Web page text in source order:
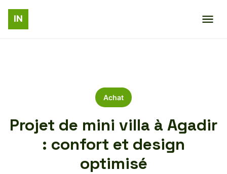
Achat
Projet de mini villa à Agadir
: confort et design
optimisé